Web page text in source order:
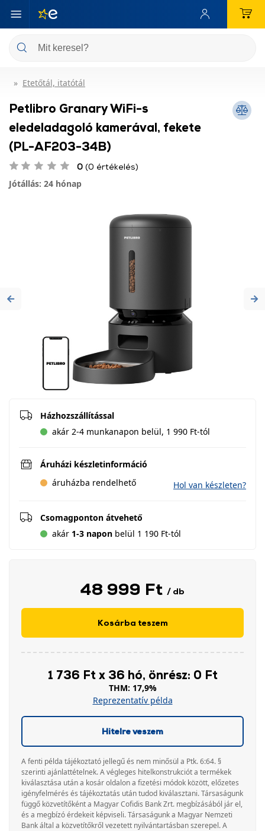
Etetőtál, itatótál
Petlibro Granary WiFi-s
eledeladagoló kamerával, fekete
(PL-AF203-34B)
0 (0 értékelés)
Jótállás: 24 hónap
Previous
Házhozszállítással
akár 2-4 munkanapon belül, 1 990 Ft-tól
Áruházi készletinformáció
áruházba rendelhető
Hol van készleten?
Csomagponton átvehető
akár 1-3 napon belül 1 190 Ft-tól
48 999 Ft / db
Kosárba teszem
1 736 Ft x 36 hó, önrész: 0 Ft
THM: 17,9%
Reprezentatív példa
Hitelre veszem
A fenti példa tájékoztató jellegű és nem minősül a Ptk. 6:64. §
szerinti ajánlattételnek. A végleges hitelkonstrukciót a termékek
kiválasztása után a kosár oldalon a fizetési módok között, előzetes
igényfelmérés és tájékoztatás után tudod kiválasztani. Társaságunk
függő közvetítőként a Magyar Cofidis Bank Zrt. megbízásából jár el,
és a megbízó érdekeit képviseli. Társaságunk a Magyar Nemzeti
Bank által a közvetítőkről vezetett nyilvántartásban szerepel. A